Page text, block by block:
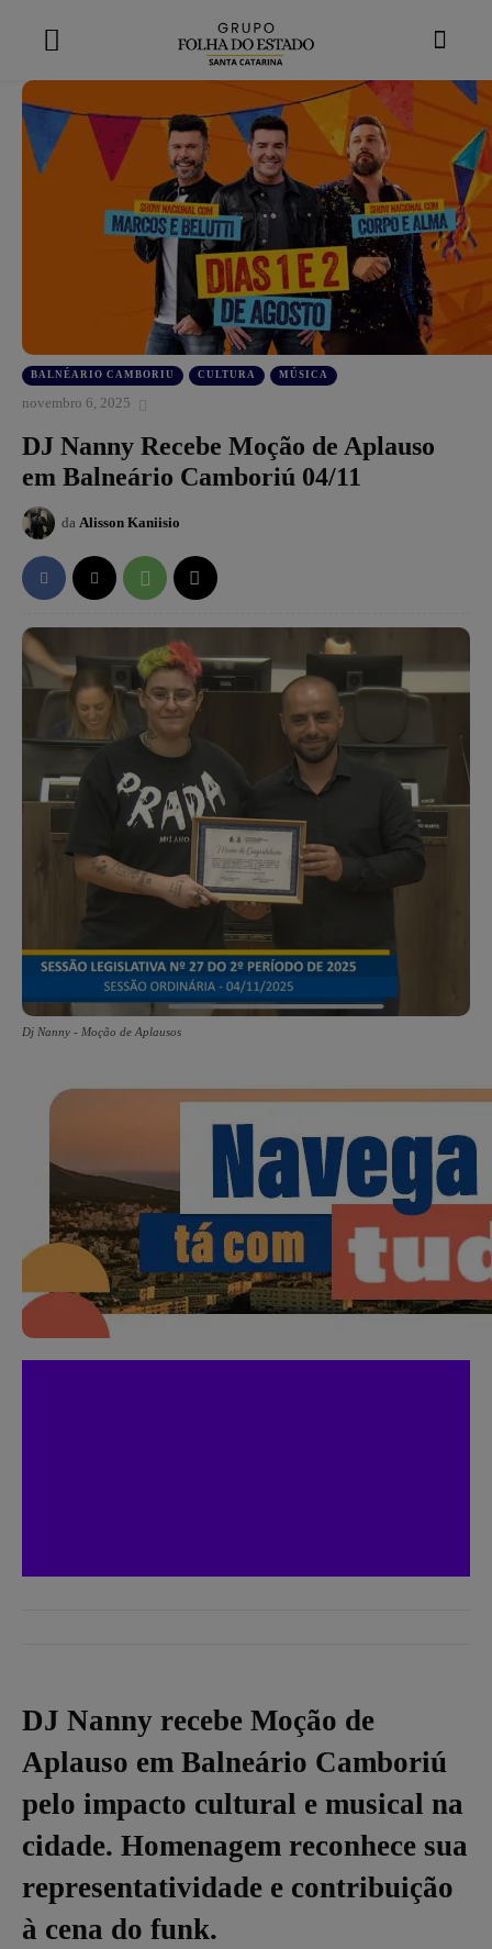
BALNÉARIO CAMBORIU CULTURA MÚSICA
novembro 6, 2025
DJ Nanny Recebe Moção de Aplauso
em Balneário Camboriú 04/11
da Alisson Kaniisio
Dj Nanny - Moção de Aplausos
DJ Nanny recebe Moção de
Aplauso em Balneário Camboriú
pelo impacto cultural e musical na
cidade. Homenagem reconhece sua
representatividade e contribuição
à cena do funk.